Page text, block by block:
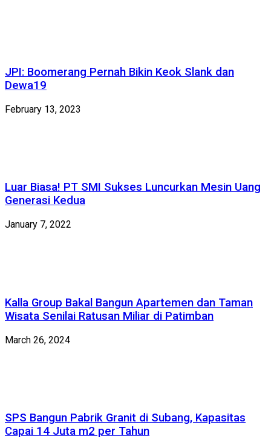
JPI: Boomerang Pernah Bikin Keok Slank dan
Dewa19
February 13, 2023
Luar Biasa! PT SMI Sukses Luncurkan Mesin Uang
Generasi Kedua
January 7, 2022
Kalla Group Bakal Bangun Apartemen dan Taman
Wisata Senilai Ratusan Miliar di Patimban
March 26, 2024
SPS Bangun Pabrik Granit di Subang, Kapasitas
Capai 14 Juta m2 per Tahun